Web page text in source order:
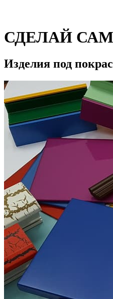
СДЕЛАЙ
Изделия под